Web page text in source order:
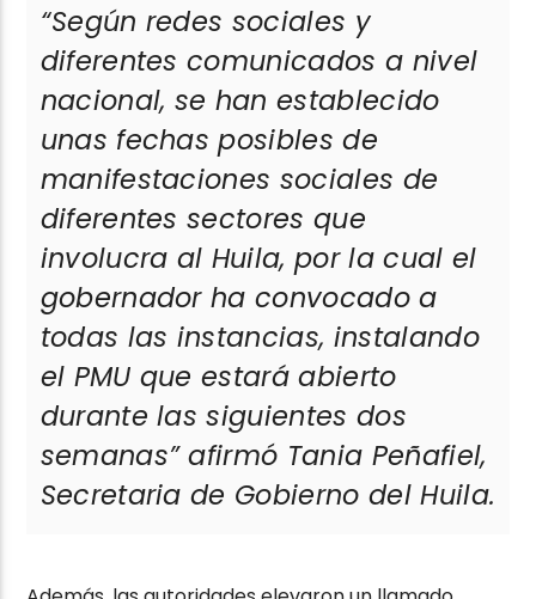
“Según redes sociales y
diferentes comunicados a nivel
nacional, se han establecido
unas fechas posibles de
manifestaciones sociales de
diferentes sectores que
involucra al Huila, por la cual el
gobernador ha convocado a
todas las instancias, instalando
el PMU que estará abierto
durante las siguientes dos
semanas”afirmó Tania Peñafiel,
Secretaria de Gobierno del Huila.